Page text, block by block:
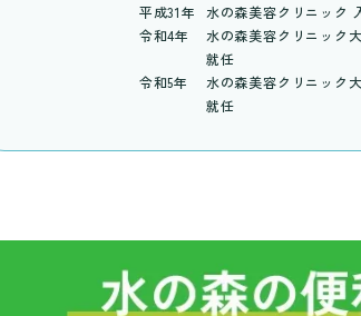
平成31年
水の森美容クリニック
令和4年
水の森美容クリニック
就任
令和5年
水の森美容クリニック
就任